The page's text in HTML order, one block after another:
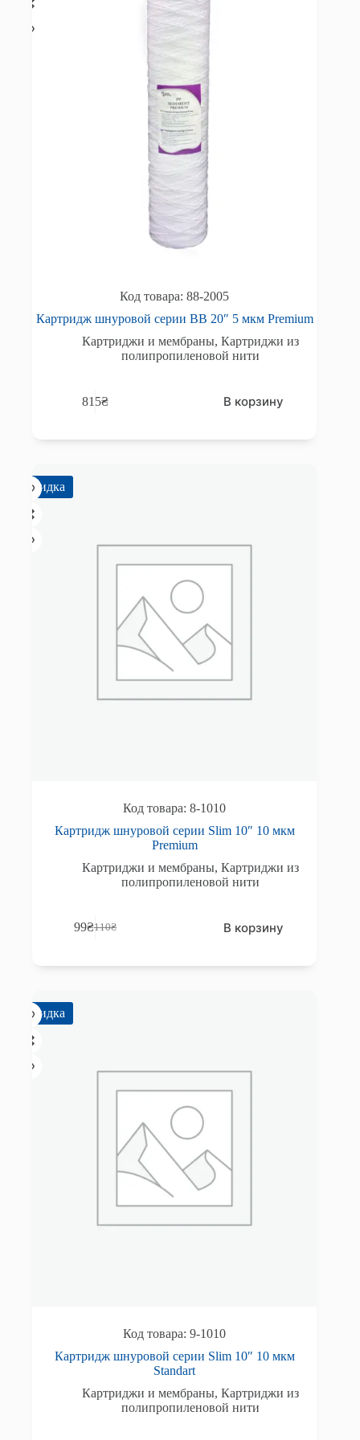
88-2005
Картридж шнуровой серии BB 20″ 5 мкм Premium
Картриджи и мембраны,Картриджи из
полипропиленовой нити
815₴ В корзину
Скидка
8-1010
Картридж шнуровой серии Slim 10″ 10 мкм
Premium
Картриджи и мембраны,Картриджи из
полипропиленовой нити
110₴
Первоначальная
99₴Текущая
В корзину
Скидка
9-1010
Картридж шнуровой серии Slim 10″ 10 мкм
Standart
Картриджи и мембраны,Картриджи из
полипропиленовой нити